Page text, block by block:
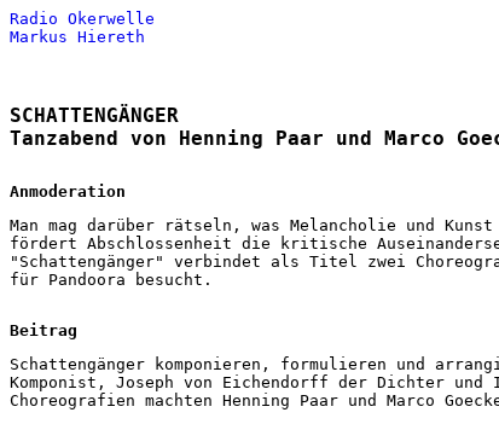
Radio Okerwelle
Markus Hiereth
SCHATTENGÄNGER
Tanzabend von Henning Paar und Marco
Anmoderation
Man mag darüber rätseln, was Melancholie und
fördert Abschlossenheit die kritische
"Schattengänger" verbindet als Titel zwei
für Pandoora besucht.
Beitrag
Schattengänger komponieren, formulieren und
Komponist, Joseph von Eichendorff der Dichter
Choreografien machten Henning Paar und Marco